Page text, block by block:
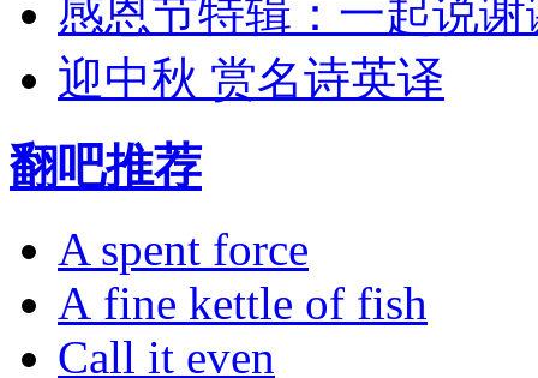
感恩节特辑：一起说谢
迎中秋 赏名诗英译
翻吧推荐
A spent force
A fine kettle of fish
Call it even